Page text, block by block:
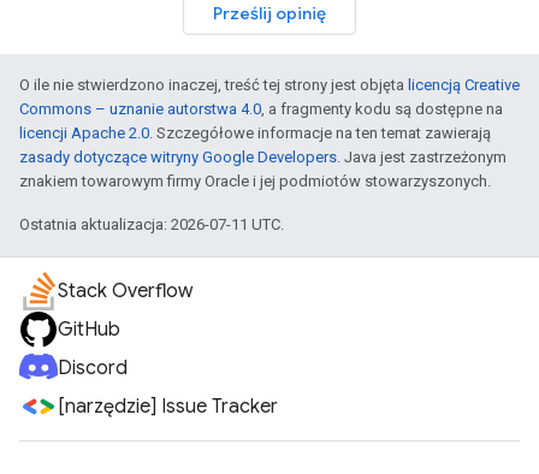
Prześlij opinię
O ile nie stwierdzono inaczej, treść tej strony jest objęta licencją Creative
Commons – uznanie autorstwa 4.0, a fragmenty kodu są dostępne na
licencji Apache 2.0. Szczegółowe informacje na ten temat zawierają
zasady dotyczące witryny Google Developers. Java jest zastrzeżonym
znakiem towarowym firmy Oracle i jej podmiotów stowarzyszonych.
Ostatnia aktualizacja: 2026-07-11 UTC.
Stack Overflow
GitHub
Discord
[narzędzie] Issue Tracker